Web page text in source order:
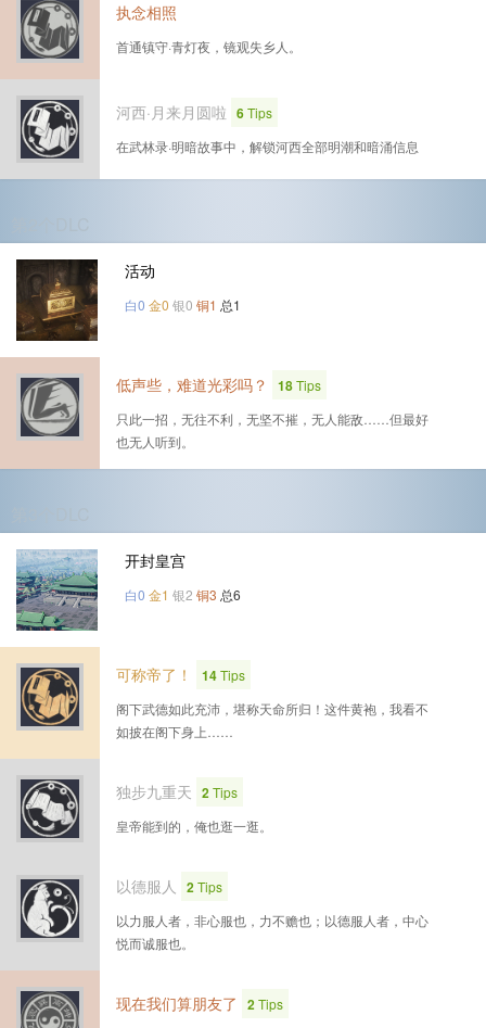
执念相照
首通镇守·青灯夜，镜观失乡人。
河西·月来月圆啦 6Tips
在武林录·明暗故事中，解锁河西全部明潮和暗涌信息
活动
白0 金0 银0 铜1 总1
低声些，难道光彩吗？ 18Tips
只此一招，无往不利，无坚不摧，无人能敌……但最好
也无人听到。
开封皇宫
白0 金1 银2 铜3 总6
可称帝了！ 14Tips
阁下武德如此充沛，堪称天命所归！这件黄袍，我看不
如披在阁下身上……
独步九重天 2Tips
皇帝能到的，俺也逛一逛。
以德服人 2Tips
以力服人者，非心服也，力不赡也；以德服人者，中心
悦而诚服也。
现在我们算朋友了 2Tips